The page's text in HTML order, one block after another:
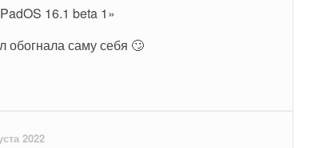
16.1 beta 1»
обогнала саму себя 🙄
2022